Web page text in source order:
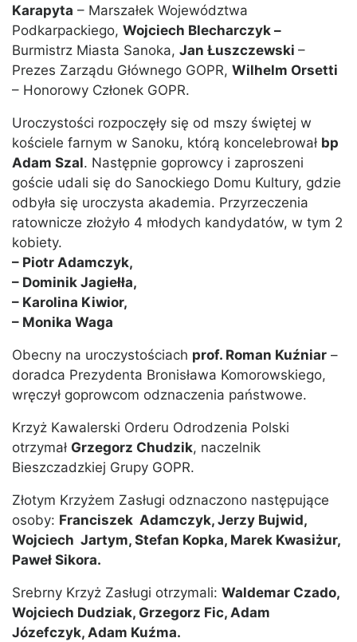
Karapyta – Marszałek Województwa
Podkarpackiego, Wojciech Blecharczyk –
Burmistrz Miasta Sanoka, Jan Łuszczewski –
Prezes Zarządu Głównego GOPR, Wilhelm Orsetti
– Honorowy Członek GOPR.
Uroczystości rozpoczęły się od mszy świętej w
kościele farnym w Sanoku, którą koncelebrował bp
Adam Szal. Następnie goprowcy i zaproszeni
goście udali się do Sanockiego Domu Kultury, gdzie
odbyła się uroczysta akademia. Przyrzeczenia
ratownicze złożyło 4 młodych kandydatów, w tym 2
kobiety.
– Piotr Adamczyk,
– Dominik Jagiełła,
– Karolina Kiwior,
– Monika Waga
Obecny na uroczystościach prof. Roman Kuźniar –
doradca Prezydenta Bronisława Komorowskiego,
wręczył goprowcom odznaczenia państwowe.
Krzyż Kawalerski Orderu Odrodzenia Polski
otrzymał Grzegorz Chudzik, naczelnik
Bieszczadzkiej Grupy GOPR.
Złotym Krzyżem Zasługi odznaczono następujące
osoby: Franciszek Adamczyk, Jerzy Bujwid,
Wojciech Jartym, Stefan Kopka, Marek Kwasiżur,
Paweł Sikora.
Srebrny Krzyż Zasługi otrzymali: Waldemar Czado,
Wojciech Dudziak, Grzegorz Fic, Adam
Józefczyk, Adam Kuźma.